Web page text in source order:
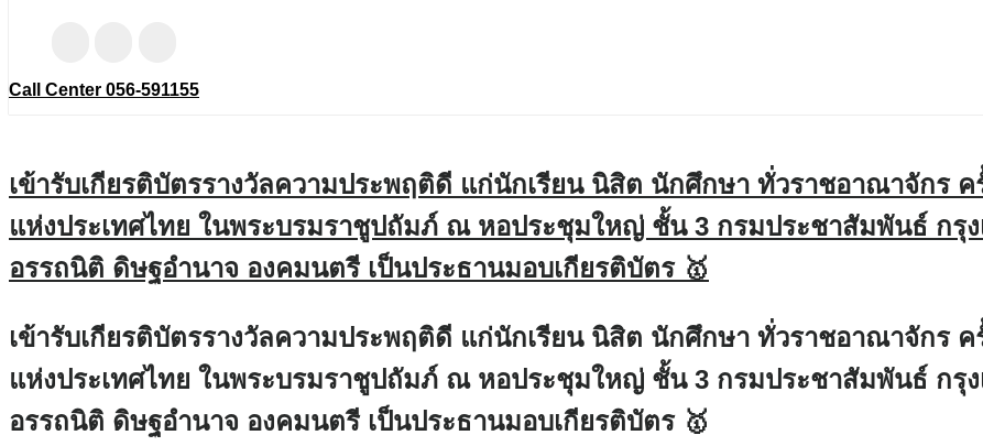
Call Center 056-591155
เข้ารับเกียรติบัตรรางวัลความประพฤติดี แก่นักเรียน นิสิต นักศึกษา ทั่วราชอาณาจักร
แห่งประเทศไทย ในพระบรมราชูปถัมภ์ ณ หอประชุมใหญ่ ชั้น 3 กรมประชาสัมพันธ์ กรุ
อรรถนิติ ดิษฐอำนาจ องคมนตรี เป็นประธานมอบเกียรติบัตร 🥇
เข้ารับเกียรติบัตรรางวัลความประพฤติดี แก่นักเรียน นิสิต นักศึกษา ทั่วราชอาณาจักร
แห่งประเทศไทย ในพระบรมราชูปถัมภ์ ณ หอประชุมใหญ่ ชั้น 3 กรมประชาสัมพันธ์ กรุ
อรรถนิติ ดิษฐอำนาจ องคมนตรี เป็นประธานมอบเกียรติบัตร 🥇